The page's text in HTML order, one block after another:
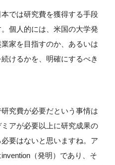
では研究費を獲得する手段
個人的には、米国の大学発
家を目指すのか、あるいは
けるかを、明確にするべき
究費が必要だという事情は
アが必要以上に研究成果の
要はないと思いますね。ア
（発明）であり、そ